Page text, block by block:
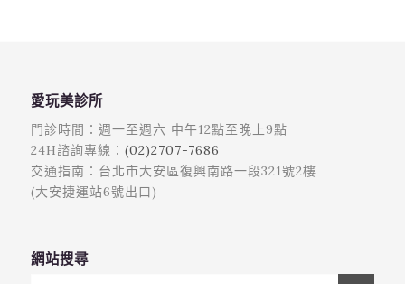
愛玩美診所
門診時間：週一至週六 中午12點至晚上9點
24H諮詢專線： (02)2707-7686
交通指南：台北市大安區復興南路一段321號2樓
(大安捷運站6號出口)
網站搜尋